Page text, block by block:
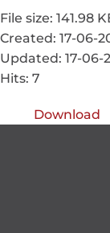
File size: 141.98
Created: 17-06-
Updated: 17-06-
Hits: 7
Download